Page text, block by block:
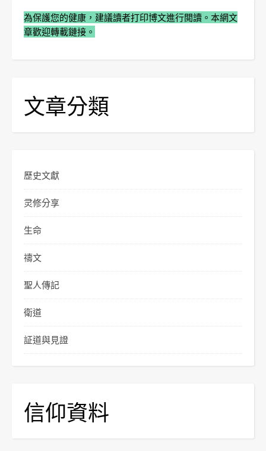
為保護您的健康，建議讀者打印博文進行閲讀。本網文
章歡迎轉載鏈接。
文章分類
歷史文獻
灵修分享
生命
禱文
聖人傳記
衛道
証道與見證
信仰資料